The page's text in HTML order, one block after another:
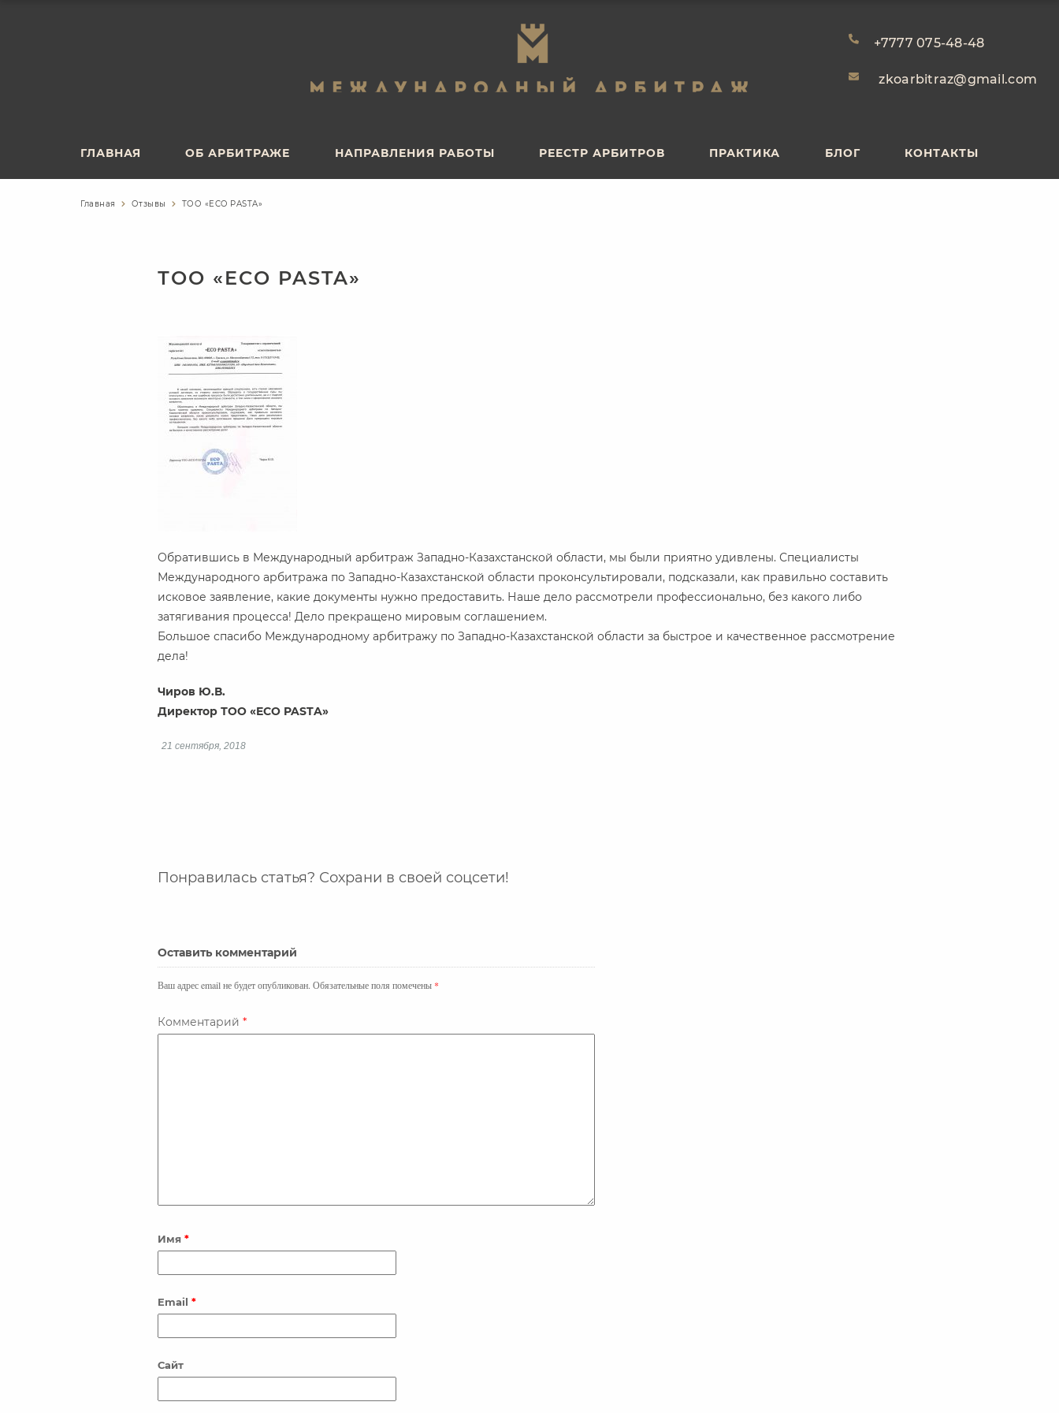
+7777 075-48-48
zkoarbitraz@gmail.com
ГЛАВНАЯ ОБ АРБИТРАЖЕ НАПРАВЛЕНИЯ РАБОТЫ РЕЕСТР АРБИТРОВ ПРАКТИКА БЛОГ КОНТАКТЫ
РЕЕСТР АРБИТРОВ
Главная Отзывы ТОО «ECO PASTA»
ТОО «ECO PASTA»
Обратившись в Международный арбитраж Западно-Казахстанской области, мы были приятно удивлены. Специалисты
Международного арбитража по Западно-Казахстанской области проконсультировали, подсказали, как правильно составить
исковое заявление, какие документы нужно предоставить. Наше дело рассмотрели профессионально, без какого либо
затягивания процесса! Дело прекращено мировым соглашением.
Большое спасибо Международному арбитражу по Западно-Казахстанской области за быстрое и качественное рассмотрение
дела!
Чиров Ю.В.
Директор ТОО «ECO PASTA»
21 сентября, 2018
Понравилась статья? Сохрани в своей соцсети!
Оставить комментарий
Ваш адрес email не будет опубликован. Обязательные поля помечены *
Комментарий *
Имя *
Email *
Сайт